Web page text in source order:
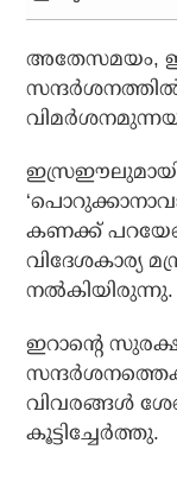
അതേസമയം,
കണക്ക്
വിദേശകാര്യ
നല്‍കിയിരുന്നു.
ഇറാന്റെ
വിവരങ്ങള്‍
കൂട്ടിച്ചേര്‍ത്തു.